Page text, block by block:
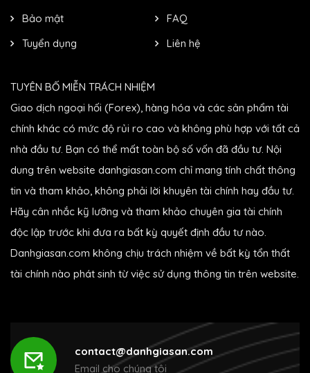
Bảo mật
FAQ
Tuyển dụng
Liên hệ
TUYÊN BỐ MIỄN TRÁCH NHIỆM
Giao dịch ngoại hối (Forex), hàng hóa và các sản phẩm tài
chính khác có mức độ rủi ro cao và không phù hợp với tất cả
nhà đầu tư. Bạn có thể mất toàn bộ số vốn đã đầu tư. Nội
dung trên website danhgiasan.com chỉ mang tính chất thông
tin và tham khảo, không phải lời khuyên tài chính hay đầu tư.
Hãy cân nhắc kỹ lưỡng và tham khảo chuyên gia tài chính
độc lập trước khi đưa ra bất kỳ quyết định đầu tư nào.
Danhgiasan.com không chịu trách nhiệm về bất kỳ tổn thất
tài chính nào phát sinh từ việc sử dụng thông tin trên website.
contact@danhgiasan.com
Email cho chúng tôi